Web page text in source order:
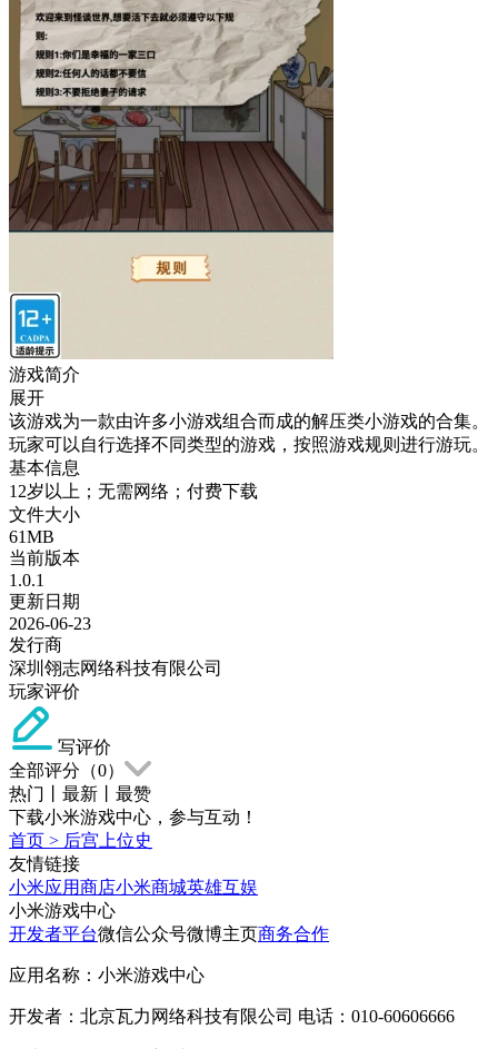
游戏简介
展开
该游戏为一款由许多小游戏组合而成的解压类小游戏的合集。
玩家可以自行选择不同类型的游戏，按照游戏规则进行游玩。
基本信息
12岁以上；无需网络；付费下载
文件大小
61MB
当前版本
1.0.1
更新日期
2026-06-23
发行商
深圳翎志网络科技有限公司
玩家评价
写评价
全部评分（0）
热门
最新
最赞
下载小米游戏中心，参与互动！
首页 > 后宫上位史
友情链接
小米应用商店小米商城英雄互娱
小米游戏中心
开发者平台微信公众号微博主页商务合作
应用名称：小米游戏中心
开发者：北京瓦力网络科技有限公司 电话：010-60606666